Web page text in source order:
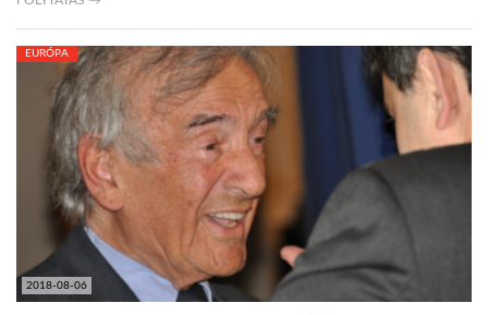
GLOBOTV BP
HÍR3D
TROPICALMAGAZIN
GLOBOTV
AFRIKA TUDÁSTÁR
2018-08-06
EURÓPA